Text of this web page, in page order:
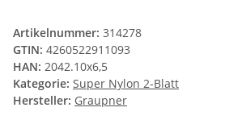
Artikelnummer: 314278
GTIN: 4260522911093
HAN: 2042.10x6,5
Kategorie: Super Nylon 2-Blatt
Hersteller: Graupner